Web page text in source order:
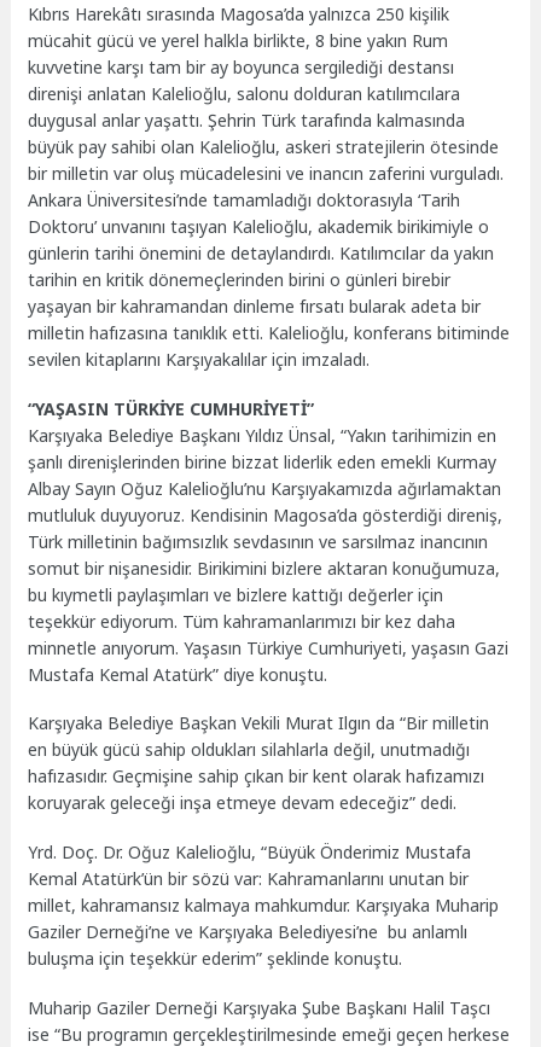
Kıbrıs Harekâtı sırasında Magosa’da yalnızca 250 kişilik
mücahit gücü ve yerel halkla birlikte, 8 bine yakın Rum
kuvvetine karşı tam bir ay boyunca sergilediği destansı
direnişi anlatan Kalelioğlu, salonu dolduran katılımcılara
duygusal anlar yaşattı. Şehrin Türk tarafında kalmasında
büyük pay sahibi olan Kalelioğlu, askeri stratejilerin ötesinde
bir milletin var oluş mücadelesini ve inancın zaferini vurguladı.
Ankara Üniversitesi’nde tamamladığı doktorasıyla ‘Tarih
Doktoru’ unvanını taşıyan Kalelioğlu, akademik birikimiyle o
günlerin tarihi önemini de detaylandırdı. Katılımcılar da yakın
tarihin en kritik dönemeçlerinden birini o günleri birebir
yaşayan bir kahramandan dinleme fırsatı bularak adeta bir
milletin hafızasına tanıklık etti. Kalelioğlu, konferans bitiminde
sevilen kitaplarını Karşıyakalılar için imzaladı.
“YAŞASIN TÜRKİYE CUMHURİYETİ”
Karşıyaka Belediye Başkanı Yıldız Ünsal, “Yakın tarihimizin en
şanlı direnişlerinden birine bizzat liderlik eden emekli Kurmay
Albay Sayın Oğuz Kalelioğlu’nu Karşıyakamızda ağırlamaktan
mutluluk duyuyoruz. Kendisinin Magosa’da gösterdiği direniş,
Türk milletinin bağımsızlık sevdasının ve sarsılmaz inancının
somut bir nişanesidir. Birikimini bizlere aktaran konuğumuza,
bu kıymetli paylaşımları ve bizlere kattığı değerler için
teşekkür ediyorum. Tüm kahramanlarımızı bir kez daha
minnetle anıyorum. Yaşasın Türkiye Cumhuriyeti, yaşasın Gazi
Mustafa Kemal Atatürk” diye konuştu.
Karşıyaka Belediye Başkan Vekili Murat Ilgın da “Bir milletin
en büyük gücü sahip oldukları silahlarla değil, unutmadığı
hafızasıdır. Geçmişine sahip çıkan bir kent olarak hafızamızı
koruyarak geleceği inşa etmeye devam edeceğiz” dedi.
Yrd. Doç. Dr. Oğuz Kalelioğlu, “Büyük Önderimiz Mustafa
Kemal Atatürk’ün bir sözü var: Kahramanlarını unutan bir
millet, kahramansız kalmaya mahkumdur. Karşıyaka Muharip
Gaziler Derneği’ne ve Karşıyaka Belediyesi’ne bu anlamlı
buluşma için teşekkür ederim” şeklinde konuştu.
Muharip Gaziler Derneği Karşıyaka Şube Başkanı Halil Taşcı
ise “Bu programın gerçekleştirilmesinde emeği geçen herkese